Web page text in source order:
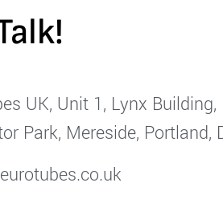
UK, Unit 1, Lynx Building,
Park, Mereside, Portland,